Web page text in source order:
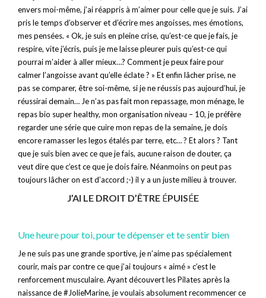
envers moi-même, j’ai réappris à m’aimer pour celle que je suis. J’ai
pris le temps d’observer et d’écrire mes angoisses, mes émotions,
mes pensées. « Ok, je suis en pleine crise, qu’est-ce que je fais, je
respire, vite j’écris, puis je me laisse pleurer puis qu’est-ce qui
pourrai m’aider à aller mieux…? Comment je peux faire pour
calmer l’angoisse avant qu’elle éclate ? » Et enfin lâcher prise, ne
pas se comparer, être soi-même, si je ne réussis pas aujourd’hui, je
réussirai demain… Je n’as pas fait mon repassage, mon ménage, le
repas bio super healthy, mon organisation niveau – 10, je préfère
regarder une série que cuire mon repas de la semaine, je dois
encore ramasser les legos étalés par terre, etc… ? Et alors ? Tant
que je suis bien avec ce que je fais, aucune raison de douter, ça
veut dire que c’est ce que je dois faire. Néanmoins on peut pas
toujours lâcher on est d’accord ;-) il y a un juste milieu à trouver.
J’AI LE DROIT D’ÊTRE ÉPUISÉE
Une heure pour toi, pour te dépenser et te sentir bien
Je ne suis pas une grande sportive, je n’aime pas spécialement
courir, mais par contre ce que j’ai toujours « aimé » c’est le
renforcement musculaire. Ayant découvert les Pilates après la
naissance de #JolieMarine, je voulais absolument recommencer ce